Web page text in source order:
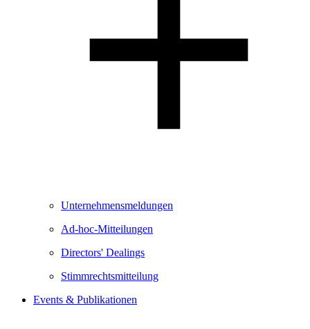
Unternehmensmeldungen
Ad-hoc-Mitteilungen
Directors' Dealings
Stimmrechtsmitteilung
Events & Publikationen